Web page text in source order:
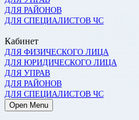
ДЛЯ РАЙОНОВ
ДЛЯ СПЕЦИАЛИСТОВ ЧС
Кабинет
ДЛЯ ФИЗИЧЕСКОГО ЛИЦА
ДЛЯ ЮРИДИЧЕСКОГО ЛИЦА
ДЛЯ УПРАВ
ДЛЯ РАЙОНОВ
ДЛЯ СПЕЦИАЛИСТОВ ЧС
Open Menu